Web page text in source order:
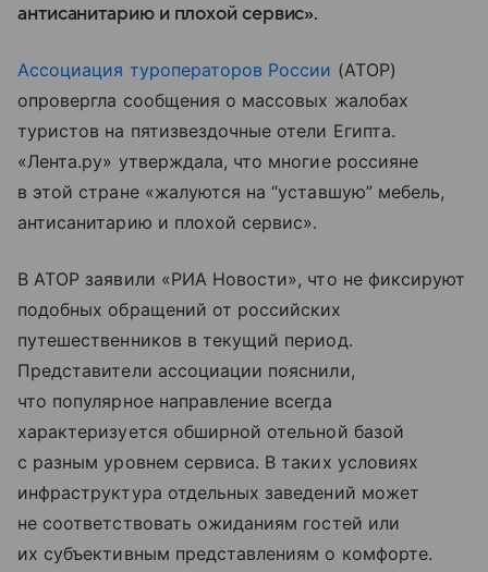
антисанитарию и плохой сервис».
Ассоциация туроператоров России (АТОР)
опровергла сообщения о массовых жалобах
туристов на пятизвездочные отели Египта.
«Лента.ру» утверждала, что многие россияне
в этой стране «жалуются на “уставшую” мебель,
антисанитарию и плохой сервис».
В АТОР заявили «РИА Новости», что не фиксируют
подобных обращений от российских
путешественников в текущий период.
Представители ассоциации пояснили,
что популярное направление всегда
характеризуется обширной отельной базой
с разным уровнем сервиса. В таких условиях
инфраструктура отдельных заведений может
не соответствовать ожиданиям гостей или
их субъективным представлениям о комфорте.